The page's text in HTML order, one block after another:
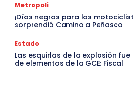
Metropoli
¡Días negros para los
sorprendió Camino a Peñasco
Estado
Las esquirlas de la explosión
de elementos de la GCE: Fiscal